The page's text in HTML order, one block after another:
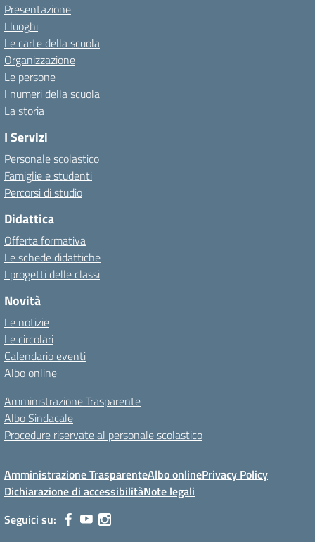
Presentazione
I luoghi
Le carte della scuola
Organizzazione
Le persone
I numeri della scuola
La storia
I Servizi
Personale scolastico
Famiglie e studenti
Percorsi di studio
Didattica
Offerta formativa
Le schede didattiche
I progetti delle classi
Novità
Le notizie
Le circolari
Calendario eventi
Albo online
Amministrazione Trasparente
Albo Sindacale
Procedure riservate al personale scolastico
Amministrazione TrasparenteAlbo onlinePrivacy Policy
Dichiarazione di accessibilitàNote legali
Seguici su: